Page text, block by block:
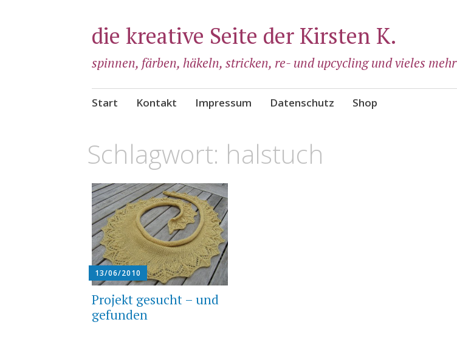
die kreative Seite der Kirsten K.
spinnen, färben, häkeln, stricken, re- und upcycling und vieles mehr
Zum
Start Kontakt Impressum Datenschutz Shop
Schlagwort: halstuch
13/06/2010
Projekt gesucht – und
gefunden